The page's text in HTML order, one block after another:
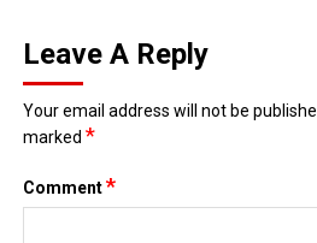
Leave A Reply
Your email address will not be
marked*
Comment*